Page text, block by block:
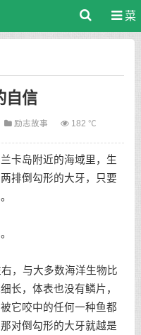
菜
自信
励志故事 182 ℃
卡岛附近的海域里，生
排倒勾形的大牙，只要
，与大多数海洋生物比
长，体表也没有鳞片，
它咬中的任何一种鱼都
对倒勾形的大牙就越是